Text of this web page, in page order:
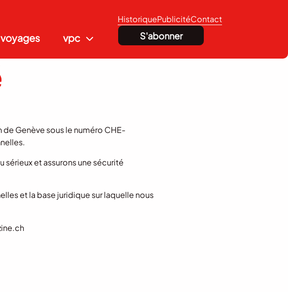
voyages vpc
HistoriquePublicitéContact
S'abonner
Genève sous le numéro CHE-
et assurons une sécurité
et la base juridique sur laquelle nous